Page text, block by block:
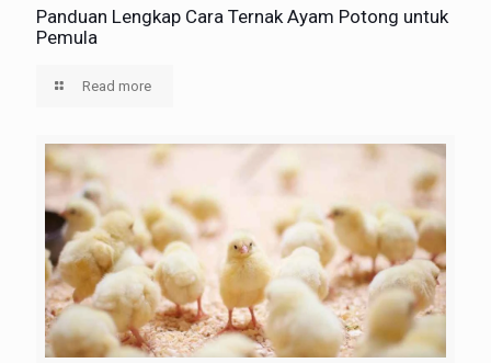
Panduan Lengkap Cara Ternak Ayam Potong untuk
Pemula
Read more